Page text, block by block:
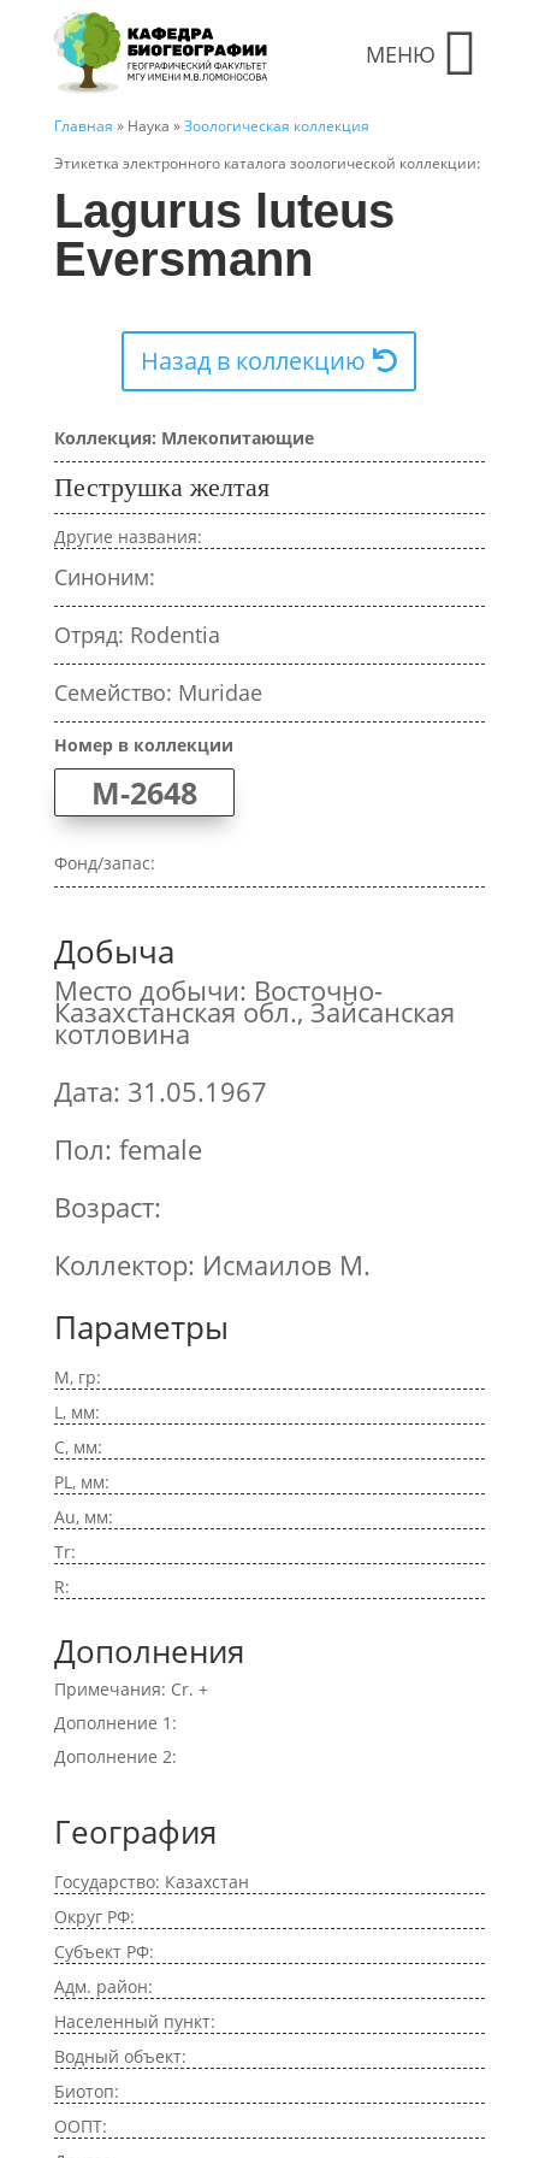
МЕНЮ
Главная » Наука »Зоологическая коллекция
Этикетка электронного каталога зоологической коллекции:
Lagurus luteus
Eversmann
Назад в коллекцию
Коллекция: Млекопитающие
Пеструшка желтая
Другие названия:
Синоним:
Отряд: Rodentia
Семейство: Muridae
Номер в коллекции
M-2648
Фонд/запас:
Добыча
Место добычи: Восточно-
Казахстанская обл., Зайсанская
котловина
Дата: 31.05.1967
Пол: female
Возраст:
Коллектор: Исмаилов М.
Параметры
M, гр:
L, мм:
C, мм:
PL, мм:
Au, мм:
Tr:
R:
Дополнения
Примечания: Cr. +
Дополнение 1:
Дополнение 2:
География
Государство: Казахстан
Округ РФ:
Субъект РФ:
Адм. район:
Населенный пункт:
Водный объект:
Биотоп:
ООПТ: